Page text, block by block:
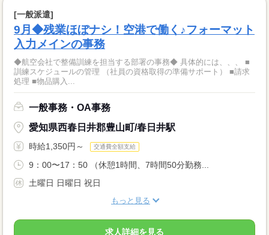
[一般派遣]
9月◆残業ほぼナシ！空港で働く♪フォーマット
入力メインの事務
◆航空会社で整備訓練を担当する部署の事務◆ 具体的には、、、 ■
訓練スケジュールの管理 （社員の資格取得の準備サポート） ■請求
処理 ■物品購入...
一般事務・OA事務
愛知県西春日井郡豊山町/春日井駅
時給1,350円～ 交通費全額支給
9：00〜17：50 （休憩1時間、7時間50分勤務...
土曜日 日曜日 祝日
もっと見る
求人詳細を見る